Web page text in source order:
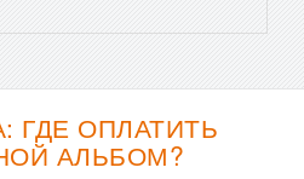
ГДЕ ОПЛАТИТЬ
АЛЬБОМ?